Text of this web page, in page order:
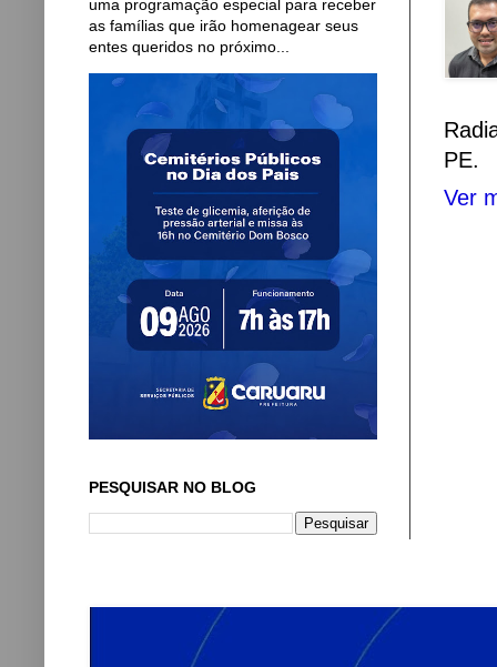
PE.
Ver
uma programação especial para receber
as famílias que irão homenagear seus
entes queridos no próximo...
PESQUISAR NO BLOG